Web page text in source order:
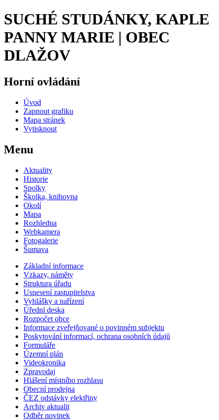
SUCHÉ STUDÁNKY, KAPLE
PANNY MARIE | OBEC
DLAŽOV
Horní ovládání
Úvod
Zapnout grafiku
Mapa stránek
Vytisknout
Menu
Aktuality
Historie
Spolky
Školka, knihovna
Okolí
Mapa
Rozhledna
Webkamera
Fotogalerie
Šumava
Základní informace
Vzkazy, náměty
Struktura úřadu
Usnesení zastupitelstva
Vyhlášky a nařízení
Úřední deska
Rozpočet obce
Informace zveřejňované o povinném subjektu
Poskytování informací, ochrana osobních údajů
Formuláře
Územní plán
Videokronika
Zpravodaj
Hlášení místního rozhlasu
Obecní prodejna
ČEZ odstávky elektřiny
Archiv aktualit
Odběr novinek